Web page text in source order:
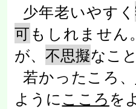
少年老いやすく
可もしれません
が、 不思擬なこ
若かったころ、
ようにこころ を